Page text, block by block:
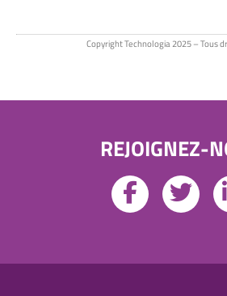
Copyright Technologia 2025 – Tous
REJOIGNEZ-